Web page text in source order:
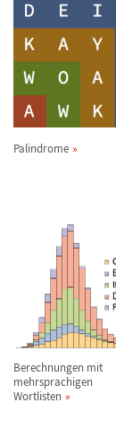
Palindrome
Berechnungen mit
mehrsprachigen
Wortlisten